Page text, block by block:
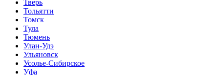
Тверь
Тольятти
Томск
Тула
Тюмень
Улан-Удэ
Ульяновск
Усолье-Сибирское
Уфа